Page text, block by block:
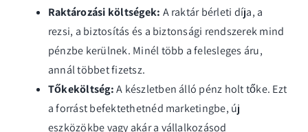
Raktározási költségek: A raktár bérleti díja, a
rezsi, a biztosítás és a biztonsági rendszerek mind
pénzbe kerülnek. Minél több a felesleges áru,
annál többet fizetsz.
Tőkeköltség:A készletben álló pénz holt tőke. Ezt
a forrást befektethetnéd marketingbe, új
eszközökbe vagy akár a vállalkozásod